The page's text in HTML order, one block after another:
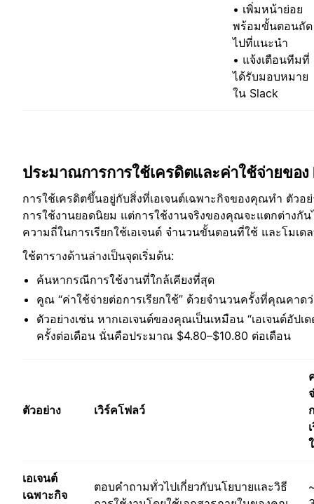
• เพิ่มหน้าย่อย
พร้อมขั้นตอนถัด
ไปที่แนะนำ
• แจ้งเตือนทีมที่
ได้รับมอบหมาย
ใน Slack
ประมาณการการใช้เครดิตและค่าใช้จ่ายขอ
การใช้เครดิตขึ้นอยู่กับสิ่งที่เอเจนต์เฉพาะกิจของคุณทำ ตัวอ
การใช้งานยอดนิยม แต่การใช้งานจริงของคุณจะแตกต่างกัน
ความถี่ในการเรียกใช้เอเจนต์ จำนวนขั้นตอนที่ใช้ และโมเด
ใช้ตารางด้านล่างเป็นจุดเริ่มต้น:
ค้นหากรณีการใช้งานที่ใกล้เคียงที่สุด
คูณ “ค่าใช้จ่ายต่อการเรียกใช้” ด้วยจำนวนครั้งที่คุณคาดว่
ตัวอย่างเช่น หากเอเจนต์ของคุณเป็นเหมือน “เอเจนต์อัปเ
ครั้งต่อเดือน นั่นคือประมาณ $4.80–$10.80 ต่อเดือน
ตัวอย่าง เวิร์คโฟลว์
เอเจนต์
เฉพาะกิจ
ตอบคำถามทั่วไปเกี่ยวกับนโยบายและวิธี